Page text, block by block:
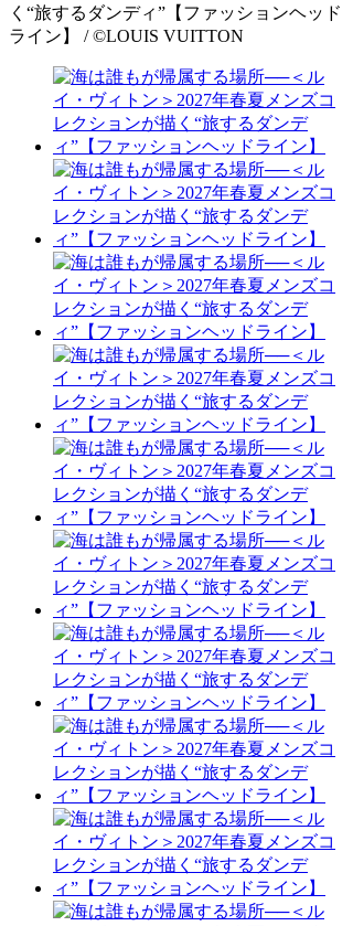
く“旅するダンディ”【ファッションヘッド
ライン】 / ©LOUIS VUITTON